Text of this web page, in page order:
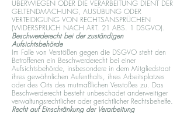
ÜBERWIEGEN ODER DIE VERARBEITUNG DIENT DER
GELTENDMACHUNG, AUSÜBUNG ODER
VERTEIDIGUNG VON RECHTSANSPRÜCHEN
(WIDERSPRUCH NACH ART. 21 ABS. 1 DSGVO).
Beschwerderecht bei der zuständigen
Aufsichtsbehörde
Im Falle von Verstößen gegen die DSGVO steht den
Betroffenen ein Beschwerderecht bei einer
Aufsichtsbehörde, insbesondere in dem Mitgliedstaat
ihres gewöhnlichen Aufenthalts, ihres Arbeitsplatzes
oder des Orts des mutmaßlichen Verstoßes zu. Das
Beschwerderecht besteht unbeschadet anderweitiger
verwaltungsrechtlicher oder gerichtlicher Rechtsbehelfe.
Recht auf Einschränkung der Verarbeitung